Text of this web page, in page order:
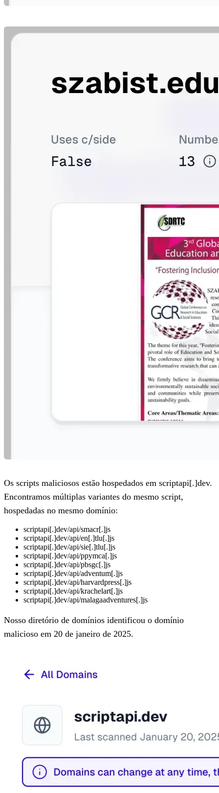
Os scripts maliciosos estão hospedados em scriptapi[.]dev.
Encontramos múltiplas variantes do mesmo script,
hospedadas no mesmo domínio:
scriptapi[.]dev/api/smacr[.]js
scriptapi[.]dev/api/en[.]tlu[.]js
scriptapi[.]dev/api/sie[.]tlu[.]js
scriptapi[.]dev/api/ppymca[.]js
scriptapi[.]dev/api/pbsgc[.]js
scriptapi[.]dev/api/adventum[.]js
scriptapi[.]dev/api/harvardpress[.]js
scriptapi[.]dev/api/krachelart[.]js
scriptapi[.]dev/api/malagaadventures[.]js
Nosso diretório de domínios identificou o domínio
malicioso em 20 de janeiro de 2025.